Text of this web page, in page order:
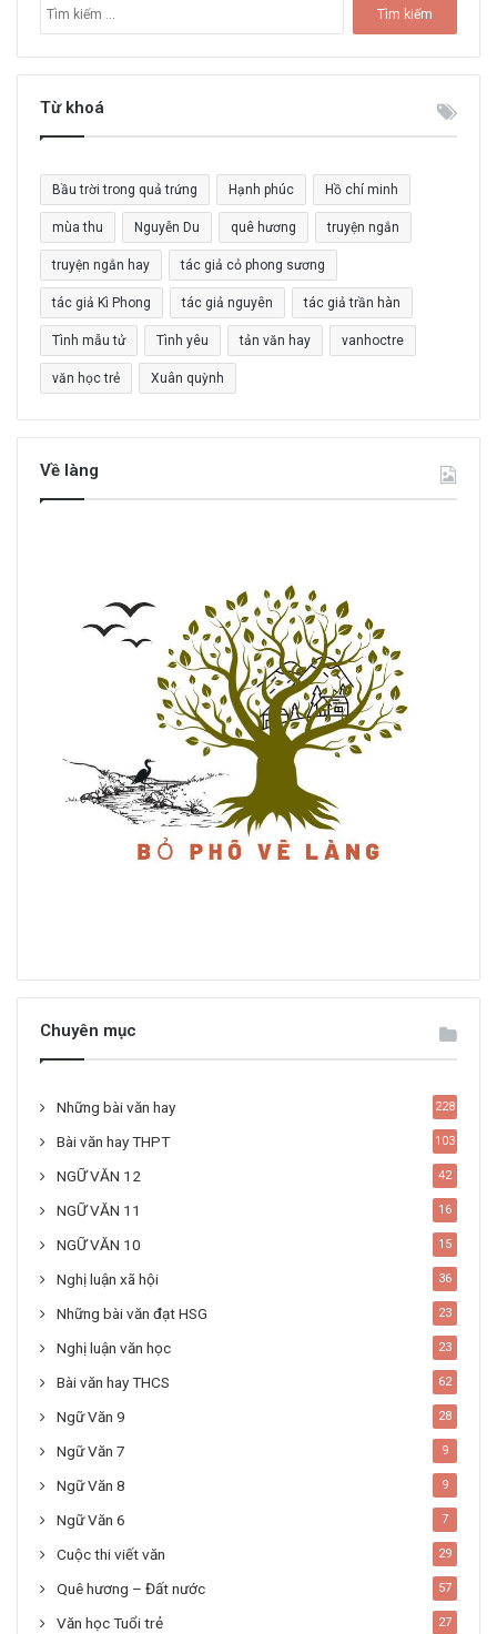
m
k
c
h
o
:
Từ khoá
Bầu trời trong quả trứng Hạnh phúc Hồ chí minh
mùa thu Nguyễn Du quê hương truyện ngắn
truyện ngắn hay tác giả cỏ phong sương
tác giả Kì Phong tác giả nguyên tác giả trần hàn
Tình mẫu tử Tình yêu tản văn hay vanhoctre
văn học trẻ Xuân quỳnh
Về làng
Chuyên mục
Những bài văn hay 228
Bài văn hay THPT 103
NGỮ VĂN 12 42
NGỮ VĂN 11 16
NGỮ VĂN 10 15
Nghị luận xã hội 36
Những bài văn đạt HSG 23
Nghị luận văn học 23
Bài văn hay THCS 62
Ngữ Văn 9 28
Ngữ Văn 7 9
Ngữ Văn 8 9
Ngữ Văn 6 7
Cuộc thi viết văn 29
Quê hương – Đất nước 57
Văn học Tuổi trẻ 27